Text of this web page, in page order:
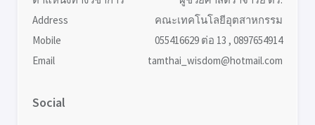
Address
คณะเทคโนโลยีอุตสาหกรรม
Mobile
055416629 ต่อ 13 , 0897654914
Email
tamthai_wisdom@hotmail.com
Social